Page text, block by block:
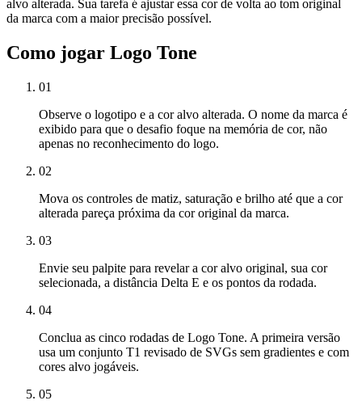
alvo alterada. Sua tarefa é ajustar essa cor de volta ao tom original
da marca com a maior precisão possível.
Como jogar Logo Tone
01
Observe o logotipo e a cor alvo alterada. O nome da marca é
exibido para que o desafio foque na memória de cor, não
apenas no reconhecimento do logo.
02
Mova os controles de matiz, saturação e brilho até que a cor
alterada pareça próxima da cor original da marca.
03
Envie seu palpite para revelar a cor alvo original, sua cor
selecionada, a distância Delta E e os pontos da rodada.
04
Conclua as cinco rodadas de Logo Tone. A primeira versão
usa um conjunto T1 revisado de SVGs sem gradientes e com
cores alvo jogáveis.
05